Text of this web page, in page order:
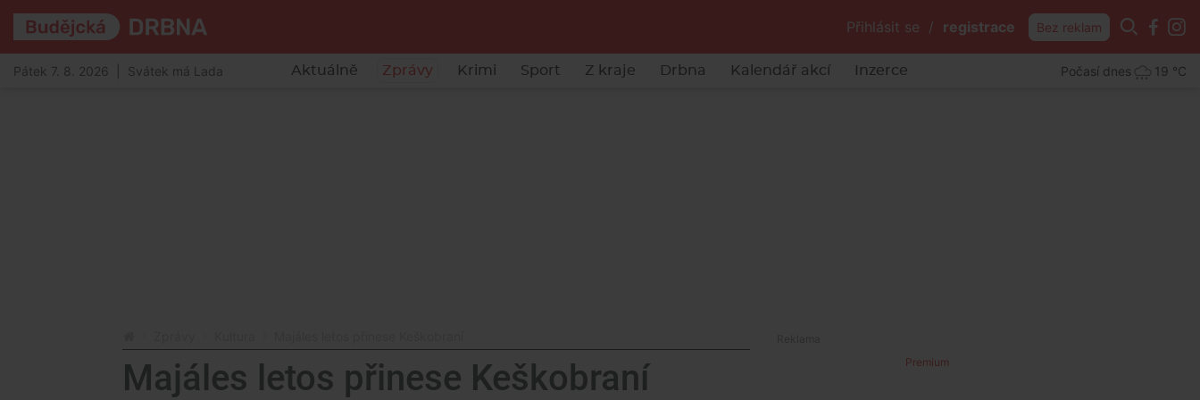
Přihlásit se / registrace Bez reklam
Pátek 7. 8. 2026 | Svátek má Lada Aktuálně Zprávy Krimi Sport Z kraje Drbna Kalendář akcí Inzerce Počasí dnes 19 °C
Majáles letos přinese Keškobraní Premium